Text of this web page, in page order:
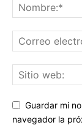
Guardar mi
navegador la